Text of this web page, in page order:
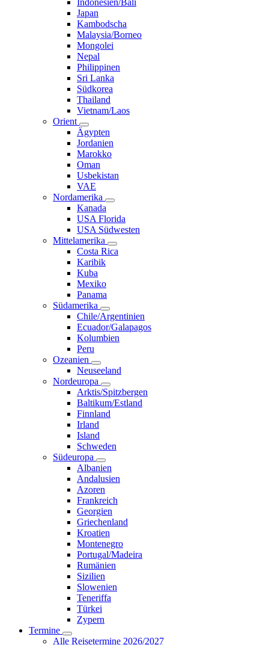
Indonesien/Bali
Japan
Kambodscha
Malaysia/Borneo
Mongolei
Nepal
Philippinen
Sri Lanka
Südkorea
Thailand
Vietnam/Laos
Orient
Ägypten
Jordanien
Marokko
Oman
Usbekistan
VAE
Nordamerika
Kanada
USA Florida
USA Südwesten
Mittelamerika
Costa Rica
Karibik
Kuba
Mexiko
Panama
Südamerika
Chile/Argentinien
Ecuador/Galapagos
Kolumbien
Peru
Ozeanien
Neuseeland
Nordeuropa
Arktis/Spitzbergen
Baltikum/Estland
Finnland
Irland
Island
Schweden
Südeuropa
Albanien
Andalusien
Azoren
Frankreich
Georgien
Griechenland
Kroatien
Montenegro
Portugal/Madeira
Rumänien
Sizilien
Slowenien
Teneriffa
Türkei
Zypern
Termine
Alle Reisetermine 2026/2027